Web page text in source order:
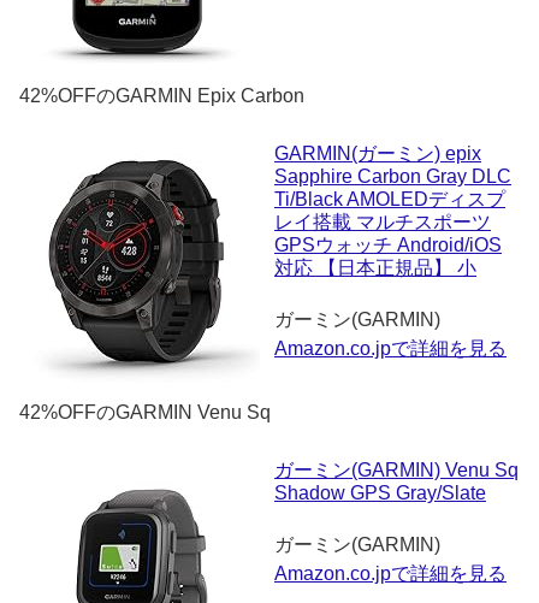
42%OFFのGARMIN Epix Carbon
GARMIN(ガーミン) epix
Sapphire Carbon Gray DLC
Ti/Black AMOLEDディスプ
レイ搭載 マルチスポーツ
GPSウォッチ Android/iOS
対応 【日本正規品】 小
ガーミン(GARMIN)
Amazon.co.jpで詳細を見る
42%OFFのGARMIN Venu Sq
ガーミン(GARMIN) Venu Sq
Shadow GPS Gray/Slate
ガーミン(GARMIN)
Amazon.co.jpで詳細を見る